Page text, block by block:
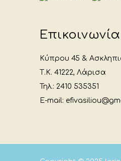
Επικοινωνία
Κύπρου 45 &
Τ.Κ. 41222, Λάρισα
Τηλ.: 2410 535351
E-mail: